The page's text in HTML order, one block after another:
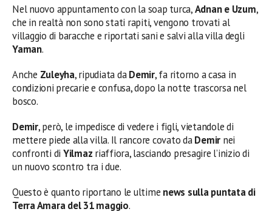
Nel nuovo appuntamento con la soap turca,Adnan e Uzum,
che in realtà non sono stati rapiti, vengono trovati al
villaggio di baracche e riportati sani e salvi alla villa degli
Yaman.
Anche Zuleyha, ripudiata daDemir, fa ritorno a casa in
condizioni precarie e confusa, dopo la notte trascorsa nel
bosco.
Demir, però, le impedisce di vedere i figli, vietandole di
mettere piede alla villa. Il rancore covato daDemir nei
confronti di Yilmaz riaffiora, lasciando presagire l’inizio di
un nuovo scontro tra i due.
Questo è quanto riportano le ultime news sulla puntata di
Terra Amara del 31 maggio.